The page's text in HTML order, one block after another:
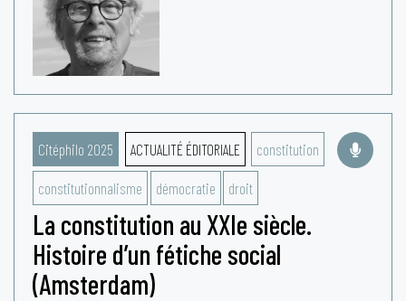
Citéphilo 2025 ACTUALITÉ ÉDITORIALE constitution
constitutionnalisme démocratie droit
La constitution au XXIe siècle.
Histoire d’un fétiche social
(Amsterdam)